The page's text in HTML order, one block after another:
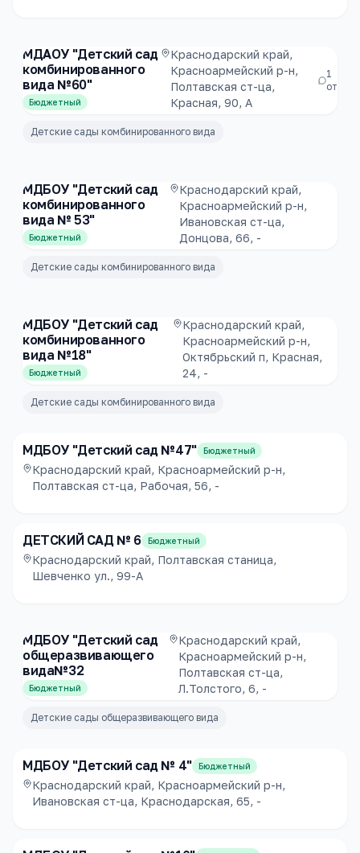
МДАОУ "Детский сад
комбинированного
вида №60"
Бюджетный
Краснодарский край,
Красноармейский р-н,
Полтавская ст-ца,
Красная, 90, А
1
Детские сады комбинированного вида
МДБОУ "Детский сад
комбинированного
вида № 53"
Бюджетный
Краснодарский край,
Красноармейский р-н,
Ивановская ст-ца,
Донцова, 66, -
Детские сады комбинированного вида
МДБОУ "Детский сад
комбинированного
вида №18"
Бюджетный
Краснодарский край,
Красноармейский р-н,
Октябрьский п, Красная,
24, -
Детские сады комбинированного вида
МДБОУ "Детский сад №47" Бюджетный
Краснодарский край, Красноармейский р-н,
Полтавская ст-ца, Рабочая, 56, -
ДЕТСКИЙ САД № 6 Бюджетный
Краснодарский край, Полтавская станица,
Шевченко ул., 99-А
МДБОУ "Детский сад
общеразвивающего
вида№32
Бюджетный
Краснодарский край,
Красноармейский р-н,
Полтавская ст-ца,
Л.Толстого, 6, -
Детские сады общеразвивающего вида
МДБОУ "Детский сад № 4" Бюджетный
Краснодарский край, Красноармейский р-н,
Ивановская ст-ца, Краснодарская, 65, -